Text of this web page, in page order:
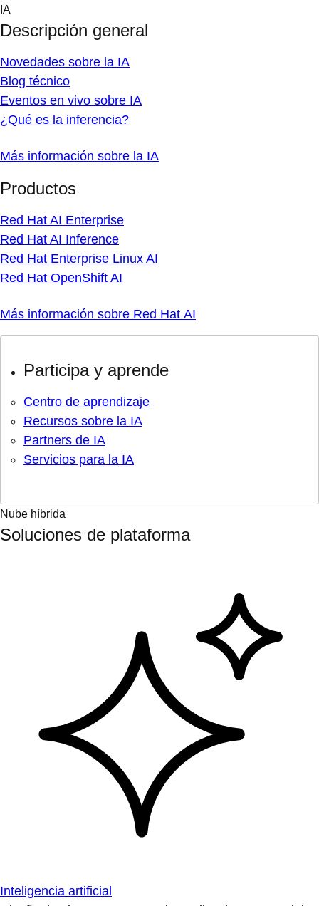
Skip
content
IA
Descripción general
Novedades sobre la IA
Blog técnico
Eventos en vivo sobre IA
¿Qué es la inferencia?
Más información sobre la IA
Productos
Red Hat AI Enterprise
Red Hat AI Inference
Red Hat Enterprise Linux AI
Red Hat OpenShift AI
Más información sobre Red Hat AI
Participa y aprende
Centro de aprendizaje
Recursos sobre la IA
Partners de IA
Servicios para la IA
Nube híbrida
Soluciones de plataforma
Inteligencia artificial